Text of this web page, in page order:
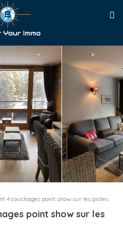
4 couchages point show sur les pistes
point show sur les